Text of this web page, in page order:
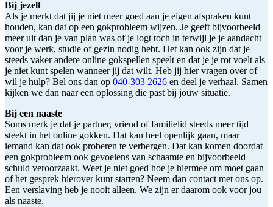
Bij jezelf
Als je merkt dat jij je niet meer goed aan je eigen afspraken kunt
houden, kan dat op een gokprobleem wijzen. Je geeft bijvoorbeeld
meer uit dan je van plan was of je logt toch in terwijl je je aandacht
voor je werk, studie of gezin nodig hebt. Het kan ook zijn dat je
steeds vaker andere online gokspellen speelt en dat je je rot voelt als
je niet kunt spelen wanneer jij dat wilt. Heb jij hier vragen over of
wil je hulp? Bel ons dan op 040-303 2626 en deel je verhaal. Samen
kijken we dan naar een oplossing die past bij jouw situatie.
Bij een naaste
Soms merk je dat je partner, vriend of familielid steeds meer tijd
steekt in het online gokken. Dat kan heel openlijk gaan, maar
iemand kan dat ook proberen te verbergen. Dat kan komen doordat
een gokprobleem ook gevoelens van schaamte en bijvoorbeeld
schuld veroorzaakt. Weet je niet goed hoe je hiermee om moet gaan
of het gesprek hierover kunt starten? Neem dan contact met ons op.
Een verslaving heb je nooit alleen. We zijn er daarom ook voor jou
als naaste.